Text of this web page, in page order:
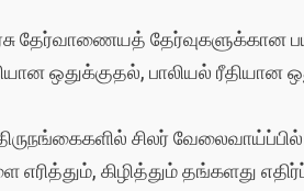
தேர்வாணையத் தேர்வுகளுக்கான
ஒதுக்குதல், பாலியல் ரீதியான
சிலர்
கிழித்தும் தங்களது